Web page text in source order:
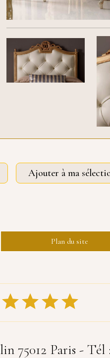
Ajouter à ma
Plan du site
75012 Paris - Tél